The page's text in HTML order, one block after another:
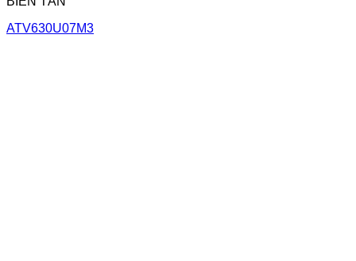
ATV630U07M3